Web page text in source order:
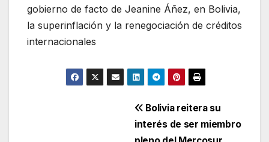
gobierno de facto de Jeanine Áñez, en Bolivia,
la superinflación y la renegociación de créditos
internacionales
Bolivia reitera su
interés de ser miembro